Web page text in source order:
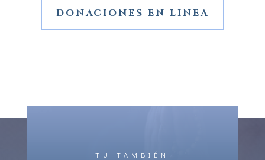
DONACIONES EN LINEA
TU TAMBIÉN